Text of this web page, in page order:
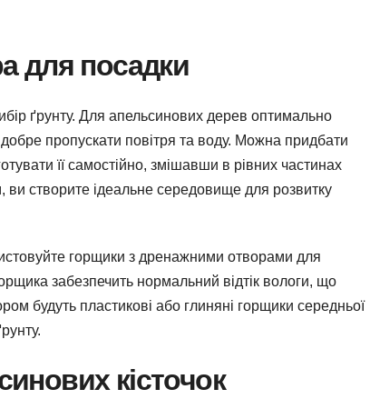
для посадки
ґрунту. Для апельсинових дерев оптимально
пропускати повітря та воду. Можна придбати
її самостійно, змішавши в рівних частинах
ви створите ідеальне середовище для розвитку
горщики з дренажними отворами для
забезпечить нормальний відтік вологи, що
будуть пластикові або глиняні горщики середньої
кісточок